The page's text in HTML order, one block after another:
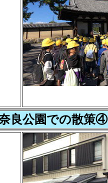
公園での散策④